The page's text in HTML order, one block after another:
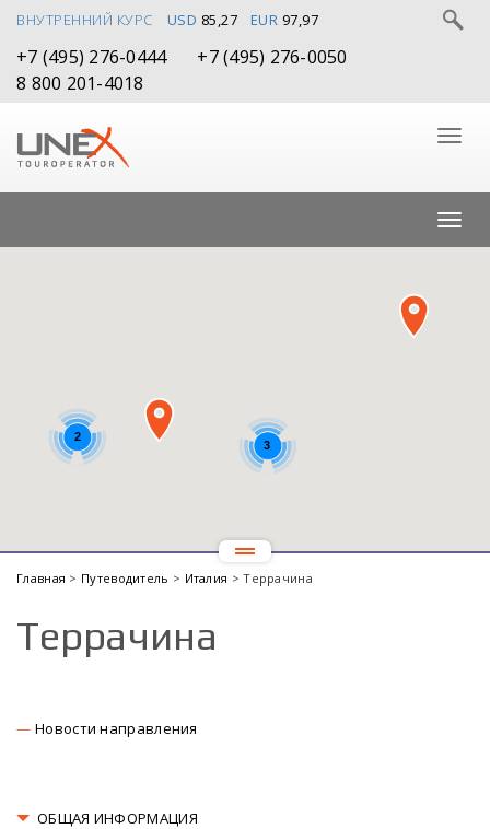
ВНУТРЕННИЙ КУРС USD 85,27 EUR 97,97
+7 (495) 276-0444
+7 (495) 276-0050
8 800 201-4018
3
2
Главная > Путеводитель > Италия > Террачина
Террачина
Новости направления
ОБЩАЯ ИНФОРМАЦИЯ